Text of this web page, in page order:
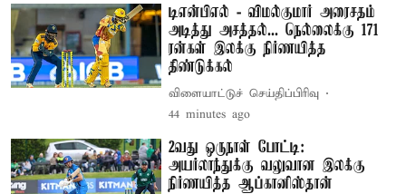
டிஎன்பிஎல் - விமல்குமார் அரைசதம்
அடித்து அசத்தல்... நெல்லைக்கு 171
ரன்கள் இலக்கு நிர்ணயித்த
திண்டுக்கல்
விளையாட்டுச் செய்திப்பிரிவு
44 minutes ago
2வது ஒருநாள் போட்டி:
அயர்லாந்துக்கு வலுவான இலக்கு
நிர்ணயித்த ஆப்கானிஸ்தான்